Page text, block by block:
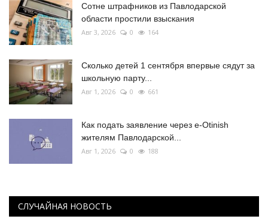
Сотне штрафников из Павлодарской
области простили взыскания
Авг 3, 2026 0 164
Сколько детей 1 сентября впервые сядут за
школьную парту...
Авг 1, 2026 0 661
Как подать заявление через e-Otinish
жителям Павлодарской...
Авг 1, 2026 0 188
СЛУЧАЙНАЯ НОВОСТЬ